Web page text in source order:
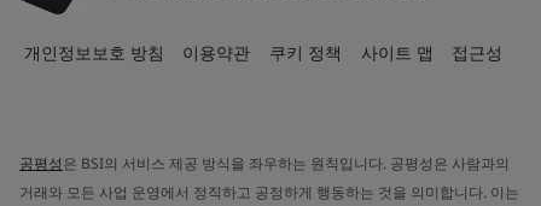
개인정보보호 방침 이용약관 쿠키 정책 사이트 맵 접근성
공평성은 BSI의 서비스 제공 방식을 좌우하는 원칙입니다. 공평성은 사람과의
거래와 모든 사업 운영에서 정직하고 공정하게 행동하는 것을 의미합니다. 이는